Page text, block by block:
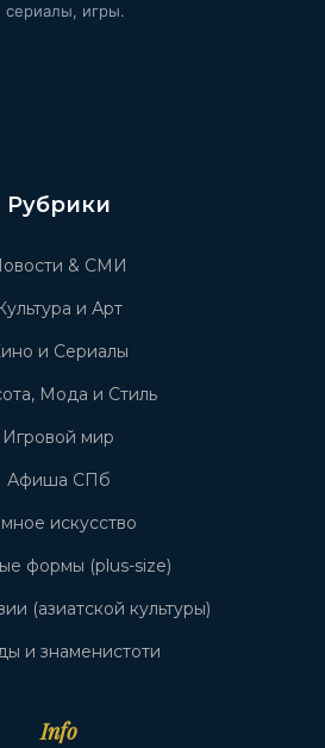
сериалы, игры.
Рубрики
& СМИ
и Арт
и Сериалы
Мода и Стиль
Игровой мир
Афиша СПб
искусство
формы (plus-size)
(азиатской культуры)
и знаменистоти
Info